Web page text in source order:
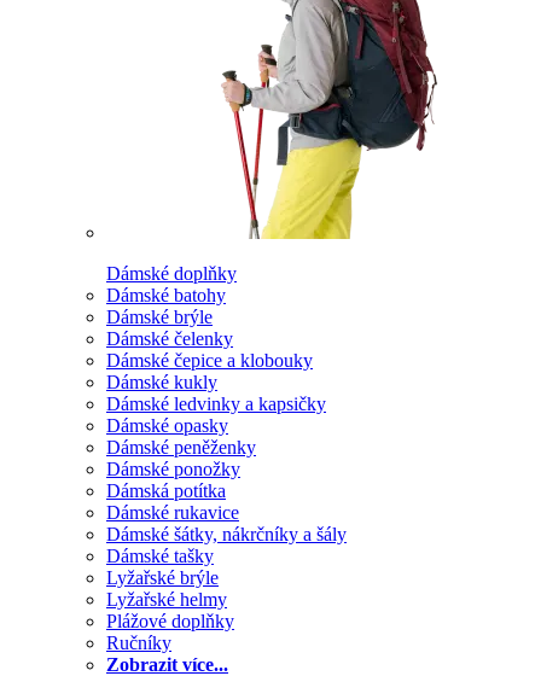
Dámské doplňky
Dámské batohy
Dámské brýle
Dámské čelenky
Dámské čepice a klobouky
Dámské kukly
Dámské ledvinky a kapsičky
Dámské opasky
Dámské peněženky
Dámské ponožky
Dámská potítka
Dámské rukavice
Dámské šátky, nákrčníky a šály
Dámské tašky
Lyžařské brýle
Lyžařské helmy
Plážové doplňky
Ručníky
Zobrazit více...